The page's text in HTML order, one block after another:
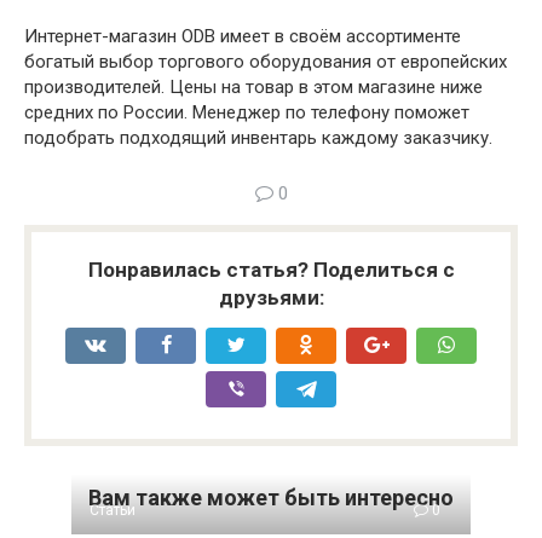
Интернет-магазин ODB имеет в своём ассортименте
богатый выбор торгового оборудования от европейских
производителей. Цены на товар в этом магазине ниже
средних по России. Менеджер по телефону поможет
подобрать подходящий инвентарь каждому заказчику.
0
Понравилась статья? Поделиться с
друзьями:
Вам также может быть интересно
Статьи 0